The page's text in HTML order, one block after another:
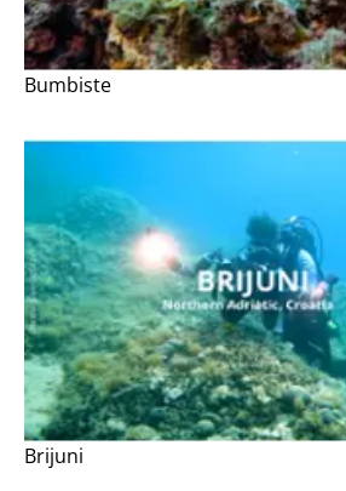
Bumbiste
Brijuni